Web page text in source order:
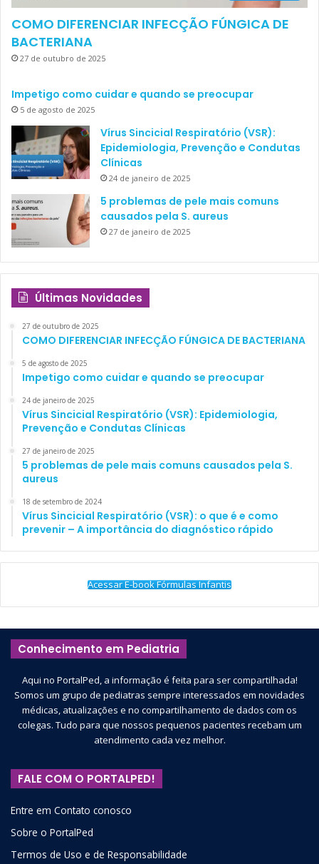
COMO DIFERENCIAR INFECÇÃO FÚNGICA DE
BACTERIANA
27 de outubro de 2025
Impetigo como cuidar e quando se preocupar
5 de agosto de 2025
Vírus Sincicial Respiratório (VSR):
Epidemiologia, Prevenção e Condutas
Clínicas
24 de janeiro de 2025
5 problemas de pele mais comuns
causados pela S. aureus
27 de janeiro de 2025
Últimas Novidades
27 de outubro de 2025
COMO DIFERENCIAR INFECÇÃO FÚNGICA DE BACTERIANA
5 de agosto de 2025
Impetigo como cuidar e quando se preocupar
24 de janeiro de 2025
Vírus Sincicial Respiratório (VSR): Epidemiologia,
Prevenção e Condutas Clínicas
27 de janeiro de 2025
5 problemas de pele mais comuns causados pela S.
aureus
18 de setembro de 2024
Vírus Sincicial Respiratório (VSR): o que é e como
prevenir – A importância do diagnóstico rápido
Acessar E-book Fórmulas Infantis
Conhecimento em Pediatria
Aqui no PortalPed, a informação é feita para ser compartilhada!
Somos um grupo de pediatras sempre interessados em novidades
médicas, atualizações e no compartilhamento de dados com os
colegas. Tudo para que nossos pequenos pacientes recebam um
atendimento cada vez melhor.
FALE COM O PORTALPED!
Entre em Contato conosco
Sobre o PortalPed
Termos de Uso e de Responsabilidade